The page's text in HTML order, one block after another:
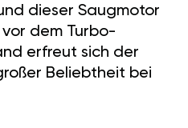
dieser Saugmotor
dem Turbo-
erfreut sich der
Beliebtheit bei